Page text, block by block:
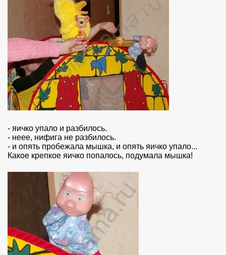
- яичко упало и разбилось.
- неее, нифига не разбилось.
- и опять пробежала мышка, и опять яичко упало...
Какое крепкое яичко попалось, подумала мышка!